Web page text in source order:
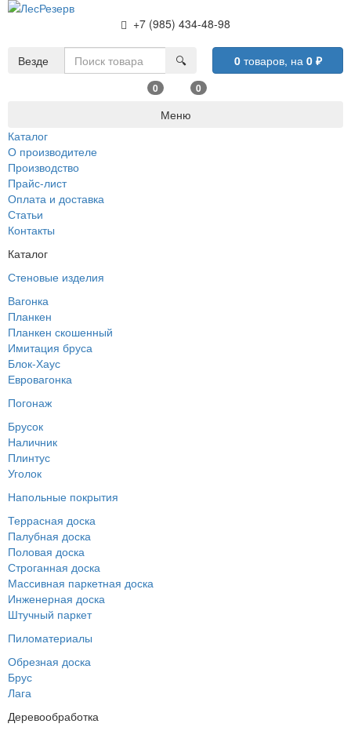
+7 (985) 434-48-98
Везде 🔍 0товаров, на 0₽
0 0
Меню
Каталог
О производителе
Производство
Прайс-лист
Оплата и доставка
Статьи
Контакты
Каталог
Стеновые изделия
Вагонка
Планкен
Планкен скошенный
Имитация бруса
Блок-Хаус
Евровагонка
Погонаж
Брусок
Наличник
Плинтус
Уголок
Напольные покрытия
Террасная доска
Палубная доска
Половая доска
Строганная доска
Массивная паркетная доска
Инженерная доска
Штучный паркет
Пиломатериалы
Обрезная доска
Брус
Лага
Деревообработка